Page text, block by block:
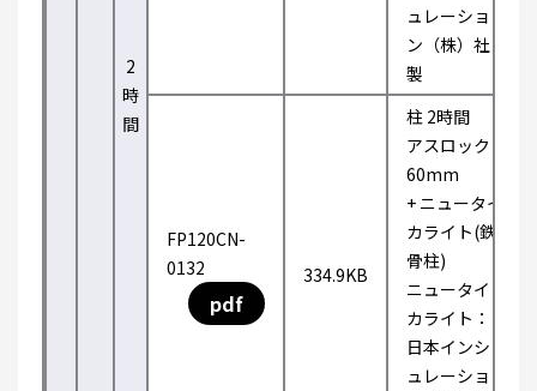
2
時
間
ュレーショ
ン（株）社
製
FP120CN-
0132
pdf
334.9KB
柱 2時間
アスロック
60mm
+ ニュータイ
カライト(鉄
骨柱)
ニュータイ
カライト：
日本インシ
ュレーショ